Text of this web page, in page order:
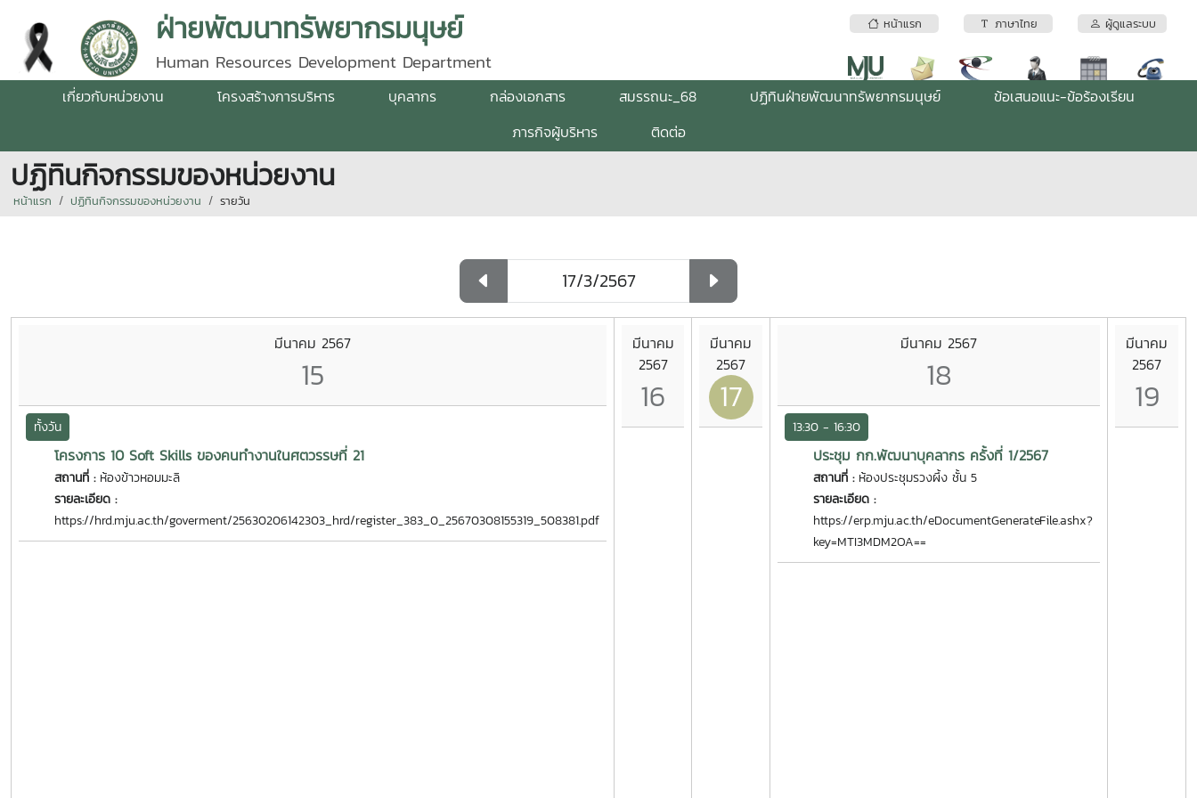
หน้าแรก ภาษาไทย ผู้ดูแลระบบ
ฝ่ายพัฒนาทรัพยากรมนุษย์
Human Resources Development Department
เกี่ยวกับหน่วยงาน โครงสร้างการบริหาร บุคลากร กล่องเอกสาร สมรรถนะ_68 ปฏิทินฝ่ายพัฒนาทรัพยากรมนุษย์
ข้อเสนอแนะ-ข้อร้องเรียน
ภารกิจผู้บริหาร
ติดต่อ
ปฏิทินกิจกรรมของหน่วยงาน
หน้าแรก ปฏิทินกิจกรรมของหน่วยงาน รายวัน
มีนาคม 2567
15
ทั้งวัน
โครงการ 10 Soft Skills ของคนทำงานในศตวรรษที่ 21
สถานที่ : ห้องข้าวหอมมะลิ
รายละเอียด :
https://hrd.mju.ac.th/goverment/25630206142303_hrd/register_383_0_25670308155319_508381.pdf
มีนาคม
2567
16
มีนาคม
2567
17
มีนาคม 2567
18
13:30 - 16:30
ประชุม กก.พัฒนาบุคลากร ครั้งที่ 1/2567
สถานที่ : ห้องประชุมรวงผึ้ง ชั้น 5
รายละเอียด :
https://erp.mju.ac.th/eDocumentGenerateFile.ashx?
key=MTI3MDM2OA==
มีนาคม
2567
19